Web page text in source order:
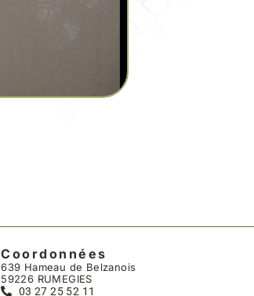
Coordonnées
639 Hameau de Belzanois
59226 RUMEGIES
03 27 25 52 11